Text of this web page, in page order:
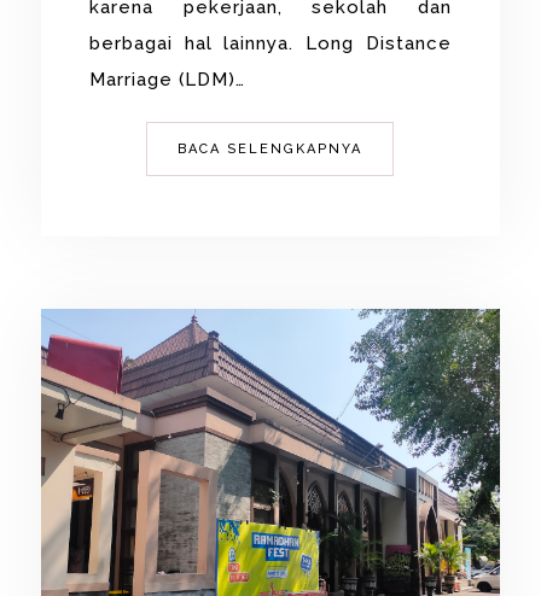
karena pekerjaan, sekolah dan
berbagai hal lainnya. Long Distance
Marriage (LDM)…
BACA SELENGKAPNYA